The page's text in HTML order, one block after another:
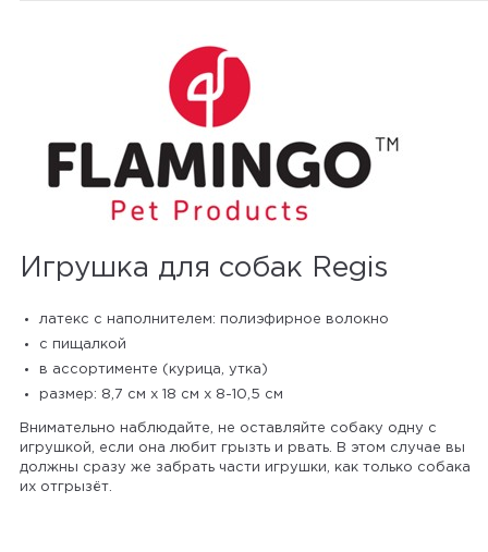
Игрушка для собак Regis
латекс с наполнителем: полиэфирное волокно
с пищалкой
в ассортименте (курица, утка)
размер: 8,7 см х 18 см х 8-10,5 см
Внимательно наблюдайте, не оставляйте собаку одну с
игрушкой, если она любит грызть и рвать. В этом случае вы
должны сразу же забрать части игрушки, как только собака
их отгрызёт.